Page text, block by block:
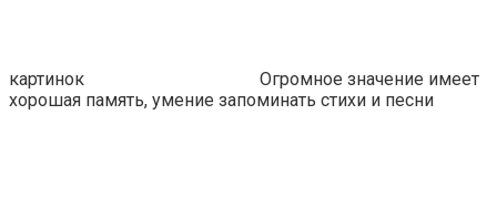
картинок
Огромное значение имеет
хорошая память, умение запоминать стихи и песни